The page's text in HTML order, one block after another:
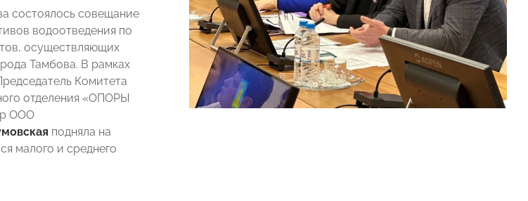
состоялось совещание
водоотведения по
осуществляющих
Тамбова. В рамках
Комитета
отделения «ОПОРЫ
ООО
подняла на
малого и среднего